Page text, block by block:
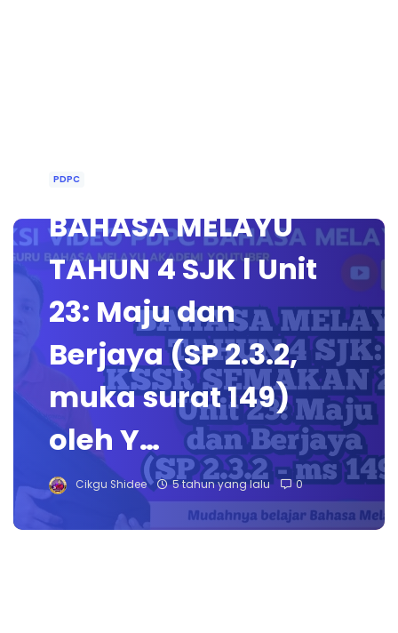
PDPC
BAHASA MELAYU
TAHUN 4 SJK l Unit
23: Maju dan
Berjaya (SP 2.3.2,
muka surat 149)
oleh Y…
Cikgu Shidee 5 tahun yang lalu 0